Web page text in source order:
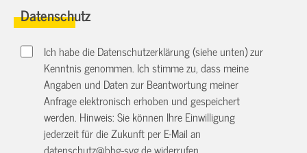
Datenschutz
Ich habe die Datenschutzerklärung (siehe unten) zur
Kenntnis genommen. Ich stimme zu, dass meine
Angaben und Daten zur Beantwortung meiner
Anfrage elektronisch erhoben und gespeichert
werden. Hinweis: Sie können Ihre Einwilligung
jederzeit für die Zukunft per E-Mail an